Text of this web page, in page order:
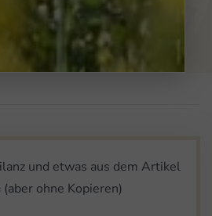
und etwas aus dem Artikel
ohne Kopieren)